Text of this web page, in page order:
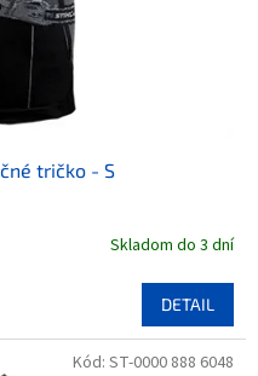
tričko - S
Skladom do 3 dní
DETAIL
Kód: ST-0000 888 6048